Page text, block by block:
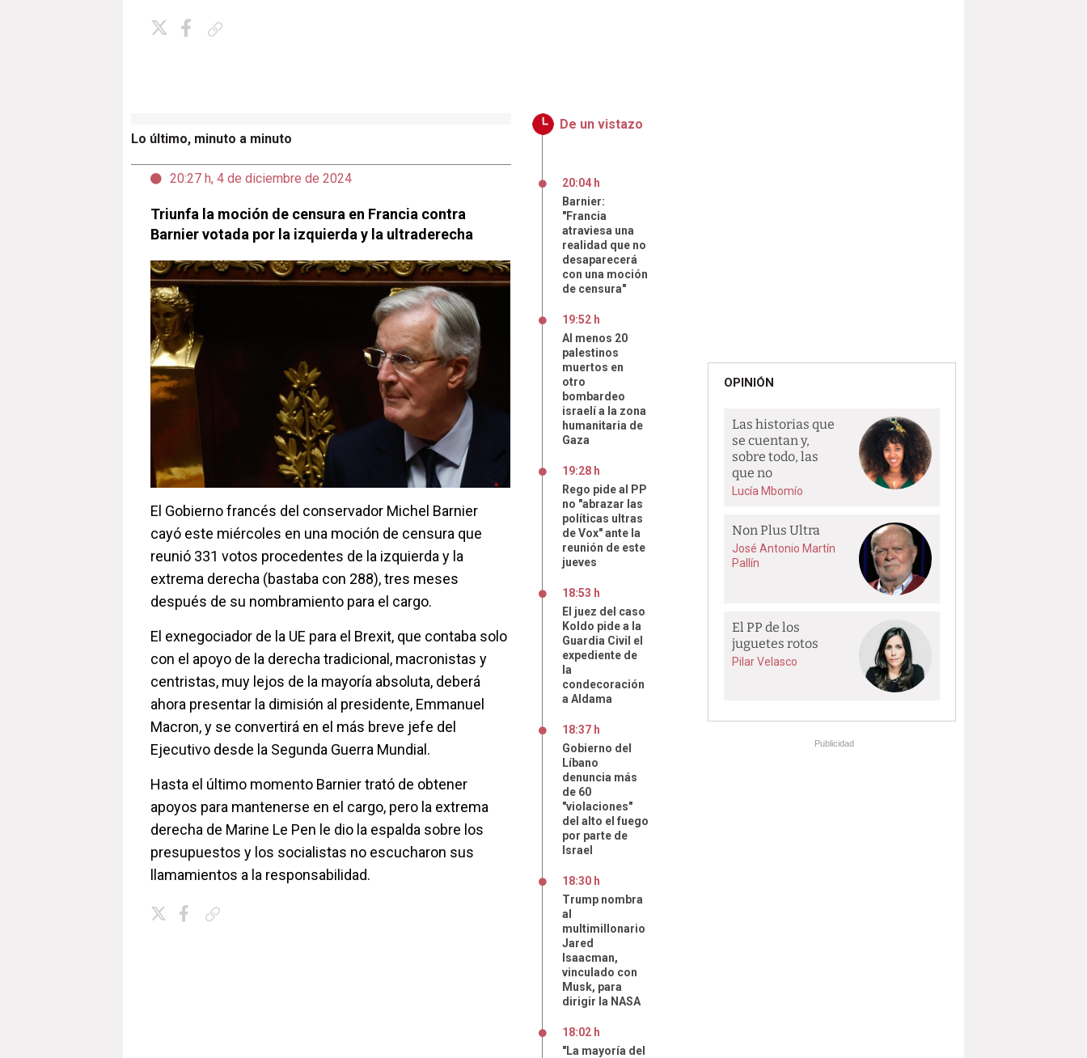
Lo último, minuto a minuto
20:27 h, 4 de diciembre de 2024
Triunfa la moción de censura en Francia contra
Barnier votada por la izquierda y la ultraderecha
El Gobierno francés del conservador Michel Barnier
cayó este miércoles en una moción de censura que
reunió 331 votos procedentes de la izquierda y la
extrema derecha (bastaba con 288), tres meses
después de su nombramiento para el cargo.
El exnegociador de la UE para el Brexit, que contaba solo
con el apoyo de la derecha tradicional, macronistas y
centristas, muy lejos de la mayoría absoluta, deberá
ahora presentar la dimisión al presidente, Emmanuel
Macron, y se convertirá en el más breve jefe del
Ejecutivo desde la Segunda Guerra Mundial.
Hasta el último momento Barnier trató de obtener
apoyos para mantenerse en el cargo, pero la extrema
derecha de Marine Le Pen le dio la espalda sobre los
presupuestos y los socialistas no escucharon sus
llamamientos a la responsabilidad.
De un vistazo
20:04 h
Barnier:
"Francia
atraviesa una
realidad que no
desaparecerá
con una moción
de censura"
19:52 h
Al menos 20
palestinos
muertos en
otro
bombardeo
israelí a la zona
humanitaria de
Gaza
19:28 h
Rego pide al PP
no "abrazar las
políticas ultras
de Vox" ante la
reunión de este
jueves
18:53 h
El juez del caso
Koldo pide a la
Guardia Civil el
expediente de
la
condecoración
a Aldama
18:37 h
Gobierno del
Líbano
denuncia más
de 60
"violaciones"
del alto el fuego
por parte de
Israel
18:30 h
Trump nombra
al
multimillonario
Jared
Isaacman,
vinculado con
Musk, para
dirigir la NASA
18:02 h
"La mayoría del
OPINIÓN
Las historias que
se cuentan y,
sobre todo, las
que no
Lucía Mbomío
Non Plus Ultra
José Antonio Martín
Pallín
El PP de los
juguetes rotos
Pilar Velasco
Publicidad